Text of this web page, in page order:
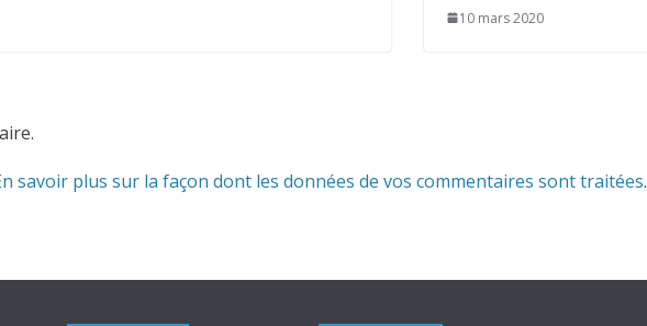
10 mars 2020
savoir plus sur la façon dont les données de vos commentaires sont traitées.